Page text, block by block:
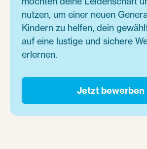
nutzen, um einer neuen
Kindern zu helfen, dein
auf eine lustige und sichere
erlernen.
Jetzt bewerben